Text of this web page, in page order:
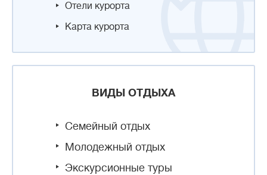
Отели курорта
Карта курорта
ВИДЫ ОТДЫХА
Семейный отдых
Молодежный отдых
Экскурсионные туры